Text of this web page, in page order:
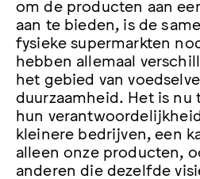
om de producten aan
aan te bieden, is de
fysieke supermarkten
hebben allemaal
het gebied van
duurzaamheid. Het is
hun
kleinere bedrijven, een
alleen onze producten,
anderen die dezelfde